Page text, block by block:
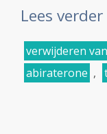
Lees verder
verwijderen
abiraterone ,